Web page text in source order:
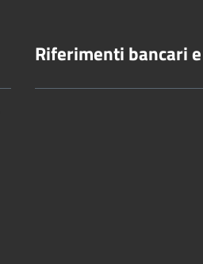
Riferimenti bancari